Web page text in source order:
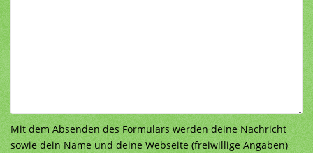
Mit dem Absenden des Formulars werden deine Nachricht
sowie dein Name und deine Webseite (freiwillige Angaben)